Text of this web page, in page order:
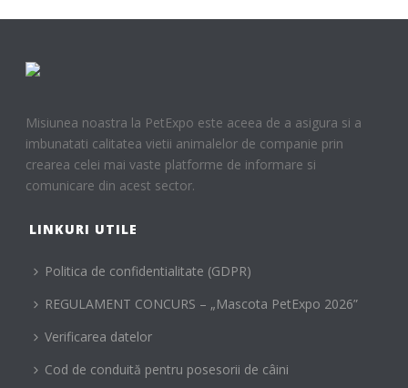
Misiunea noastra la PetExpo este aceea de a asigura si a
imbunatati calitatea vietii animalelor de companie prin
crearea celei mai vaste platforme de informare si
comunicare din acest sector.
LINKURI UTILE
Politica de confidentialitate (GDPR)
REGULAMENT CONCURS – „Mascota PetExpo 2026”
Verificarea datelor
Cod de conduită pentru posesorii de câini